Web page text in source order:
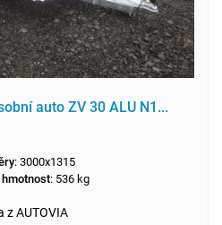
auto ZV 30 ALU N1...
: 3000x1315
: 536 kg
z AUTOVIA